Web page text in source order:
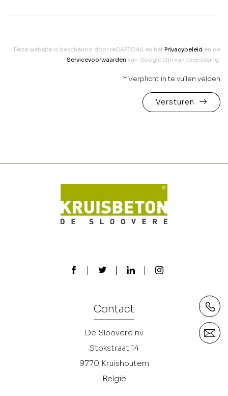
Deze website is beschermd door reCAPTCHA en het Privacybeleid en de
Servicevoorwaarden van Google zijn van toepassing.
* Verplicht in te vullen velden
Versturen
Contact
De Sloovere nv
Stokstraat 14
9770 Kruishoutem
België